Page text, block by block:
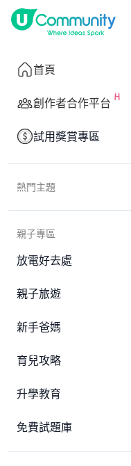
首頁
創作者合作平台
試用獎賞專區
熱門主題
親子專區
放電好去處
親子旅遊
新手爸媽
育兒攻略
升學教育
免費試題庫